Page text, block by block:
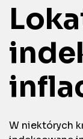
W niektórych